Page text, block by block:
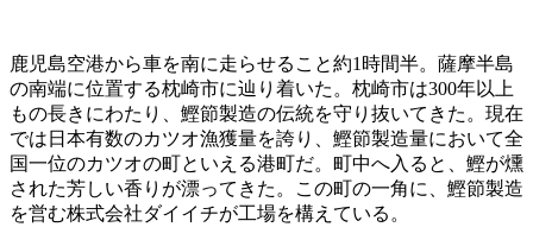
鹿児島空港から車を南に走らせること約1時間半。薩摩半島
の南端に位置する枕崎市に辿り着いた。枕崎市は300年以上
もの長きにわたり、鰹節製造の伝統を守り抜いてきた。現在
では日本有数のカツオ漁獲量を誇り、鰹節製造量において全
国一位のカツオの町といえる港町だ。町中へ入ると、鰹が燻
された芳しい香りが漂ってきた。この町の一角に、鰹節製造
を営む株式会社ダイイチが工場を構えている。